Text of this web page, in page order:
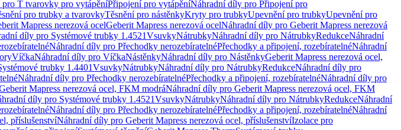
T tvarovky pro vytápěníPřipojení pro vytápěníNáhradní díly pro Připojení pro
pro trubky a tvarovkyTěsnění pro nástěnkyKryty pro trubkyUpevnění pro trubkyUpevnění pro
Mapress nerezová ocelGeberit Mapress nerezová ocelNáhradní díly pro Geberit Mapress nerezová
díly pro Systémové trubky 1.4521VsuvkyNátrubkyNáhradní díly pro NátrubkyRedukceNáhradní
Náhradní díly pro Přechodky nerozebíratelnéPřechodky a připojení, rozebíratelnéNáhradní
VíčkaNáhradní díly pro VíčkaNástěnkyNáhradní díly pro NástěnkyGeberit Mapress nerezová ocel,
trubky 1.4401VsuvkyNátrubkyNáhradní díly pro NátrubkyRedukceNáhradní díly pro
Náhradní díly pro Přechodky nerozebíratelnéPřechodky a připojení, rozebíratelnéNáhradní díly pro
Mapress nerezová ocel, FKM modráNáhradní díly pro Geberit Mapress nerezová ocel, FKM
díly pro Systémové trubky 1.4521VsuvkyNátrubkyNáhradní díly pro NátrubkyRedukceNáhradní
Náhradní díly pro Přechodky nerozebíratelnéPřechodky a připojení, rozebíratelnéNáhradní
příslušenstvíNáhradní díly pro Geberit Mapress nerezová ocel, příslušenstvíIzolace pro